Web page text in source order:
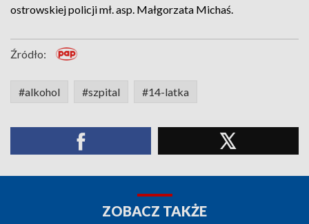
ostrowskiej policji mł. asp. Małgorzata Michaś.
Źródło:
#alkohol #szpital #14-latka
ZOBACZ TAKŻE